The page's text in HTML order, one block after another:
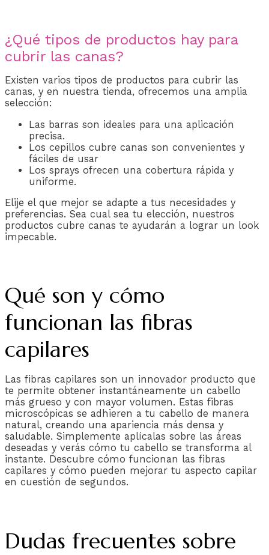
¿Qué tipos de productos hay para
cubrir las canas?
Existen varios tipos de productos para cubrir las
canas, y en nuestra tienda, ofrecemos una amplia
selección:
Las barras son ideales para una aplicación
precisa.
Los cepillos cubre canas son convenientes y
fáciles de usar
Los sprays ofrecen una cobertura rápida y
uniforme.
Elije el que mejor se adapte a tus necesidades y
preferencias. Sea cual sea tu elección, nuestros
productos cubre canas te ayudarán a lograr un look
impecable.
Qué son y cómo
funcionan las fibras
capilares
Las fibras capilares son un innovador producto que
te permite obtener instantáneamente un cabello
más grueso y con mayor volumen. Estas fibras
microscópicas se adhieren a tu cabello de manera
natural, creando una apariencia más densa y
saludable. Simplemente aplícalas sobre las áreas
deseadas y verás cómo tu cabello se transforma al
instante. Descubre cómo funcionan las fibras
capilares y cómo pueden mejorar tu aspecto capilar
en cuestión de segundos.
Dudas frecuentes sobre